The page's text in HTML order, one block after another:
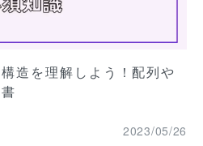
造を理解しよう！配列や
2023/05/26